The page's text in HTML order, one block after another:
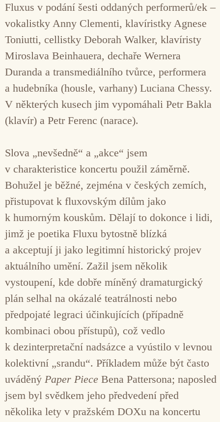
Fluxus v podání šesti oddaných performerů/ek –
vokalistky Anny Clementi, klavíristky Agnese
Toniutti, cellistky Deborah Walker, klavíristy
Miroslava Beinhauera, dechaře Wernera
Duranda a transmediálního tvůrce, performera
a hudebníka (housle, varhany) Luciana Chessy.
V některých kusech jim vypomáhali Petr Bakla
(klavír) a Petr Ferenc (narace).
Slova „nevšedně“ a „akce“ jsem
v charakteristice koncertu použil záměrně.
Bohužel je běžné, zejména v českých zemích,
přistupovat k fluxovským dílům jako
k humorným kouskům. Dělají to dokonce i lidi,
jimž je poetika Fluxu bytostně blízká
a akceptují ji jako legitimní historický projev
aktuálního umění. Zažil jsem několik
vystoupení, kde dobře míněný dramaturgický
plán selhal na okázalé teatrálnosti nebo
předpojaté legraci účinkujících (případně
kombinaci obou přístupů), což vedlo
k dezinterpretační nadsázce a vyústilo v levnou
kolektivní „srandu“. Příkladem může být často
uváděný Paper Piece Bena Pattersona; naposled
jsem byl svědkem jeho předvedení před
několika lety v pražském DOXu na koncertu